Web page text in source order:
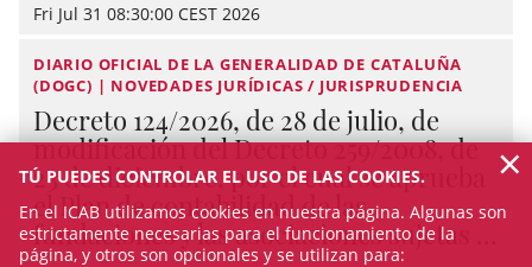
Fri Jul 31 08:30:00 CEST 2026
DIARIO OFICIAL DE LA GENERALIDAD DE CATALUÑA
(DOGC) | NOVEDADES JURÍDICAS / JURISPRUDENCIA
Decreto 124/2026, de 28 de julio, de
modificación del Decreto 259/2008, de
23 de diciembre, por el cual se aprueba
el Plan de contabilidad de las
fundaciones y las asociaciones sujetas ...
TÚ PUEDES CONTROLAR EL USO DE LAS COOKIES.
En el ICAB utilizamos cookies en nuestra página. Algunas son
estrictamente necesarias para el funcionamiento de la
página, y otros son opcionales y se utilizan para:
×